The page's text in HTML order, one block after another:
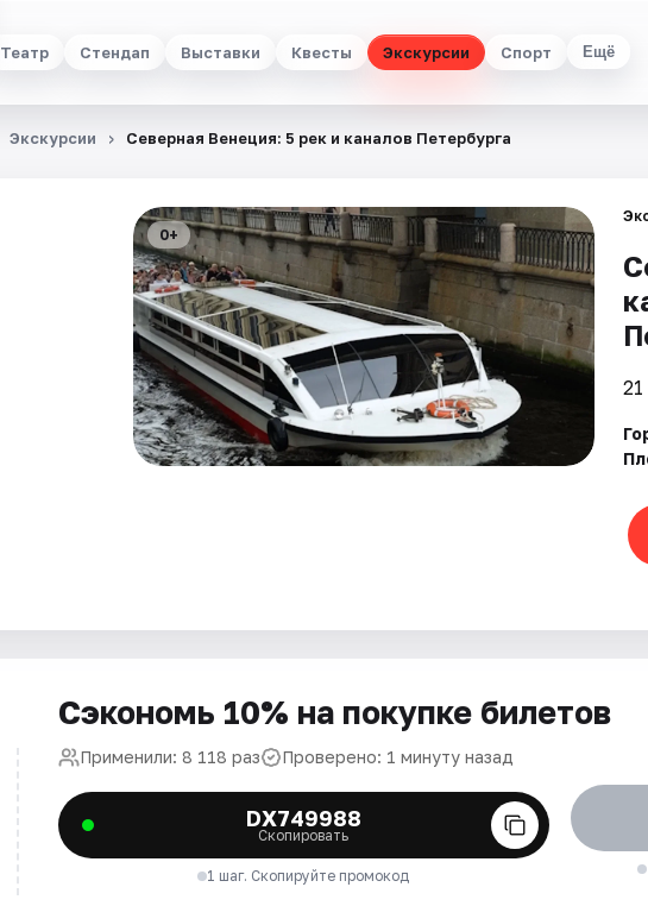
Театр Стендап Выставки Квесты Экскурсии Спорт Ещё
Экскурсии Северная Венеция: 5 рек и каналов Петербурга
0+
Сэкономь 10% на покупке билетов
Применили: 8 118 раз Проверено: 1 минуту назад
DX749988
Скопировать
1 шаг. Скопируйте промокод